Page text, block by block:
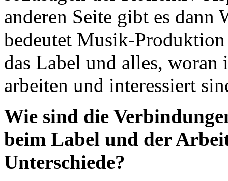
anderen Seite gibt es dann
bedeutet Musik-
das Label und alles, woran
arbeiten und interessiert
Wie sind die
beim Label und der
Unterschiede?